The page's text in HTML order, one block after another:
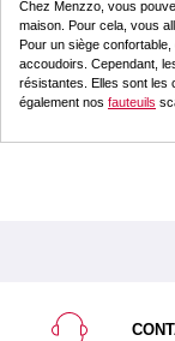
Chez Menzzo, vous
maison. Pour cela, vous
Pour un siège
accoudoirs. Cependant,
résistantes. Elles sont les
également nos fauteuils